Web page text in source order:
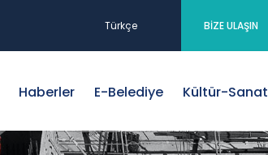
Türkçe BİZE ULAŞIN
Haberler E-Belediye Kültür-Sanat